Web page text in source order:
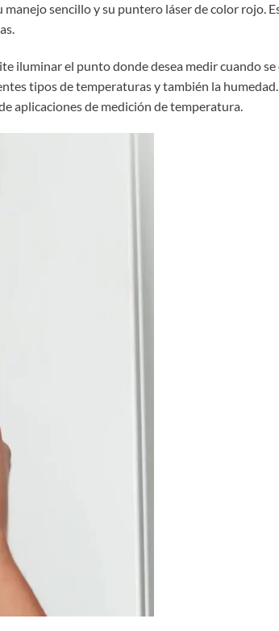
sencillo y su puntero láser de color rojo.
iluminar el punto donde desea medir cuando se
tipos de temperaturas y también la
aplicaciones de medición de temperatura.